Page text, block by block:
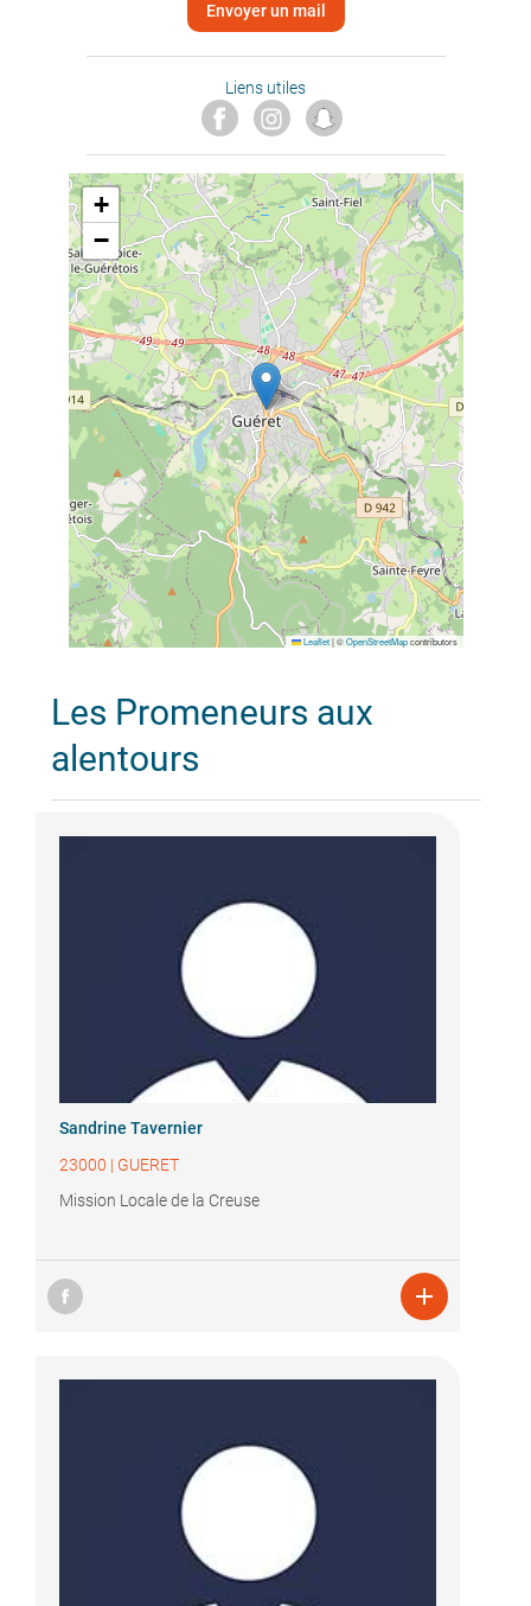
Envoyer un mail
Liens utiles
+
−
Leaflet |©OpenStreetMapcontributors
Les Promeneurs aux
alentours
Sandrine Tavernier
23000 | GUERET
Mission Locale de la Creuse
